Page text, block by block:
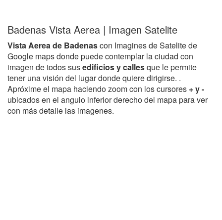
Badenas Vista Aerea | Imagen Satelite
Vista Aerea de Badenascon Imagines de Satelite de
Google maps donde puede contemplar la ciudad con
imagen de todos susedificios y callesque le permite
tener una visión del lugar donde quiere dirigirse. .
Apróxime el mapa haciendo zoom con los cursores + y -
ubicados en el angulo inferior derecho del mapa para ver
con más detalle las imagenes.